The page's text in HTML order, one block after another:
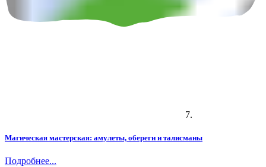
7.
Магическая мастерская: амулеты, обереги и талисманы
Подробнее...